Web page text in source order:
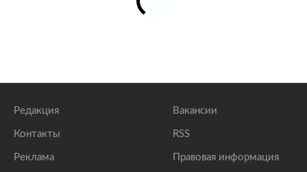
Редакция
Контакты
Реклама
Вакансии
RSS
Правовая информация